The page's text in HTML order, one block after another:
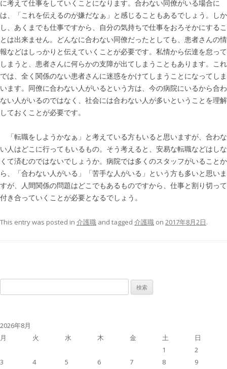
に考えて仕事をしていくことになります。合わない同僚がいる場合に
は、「これを伝えるのが嫌だなぁ」と感じることもあるでしょう。しか
し、あくまでも仕事ですから、自分の気持ちで仕事をおろそかにするこ
とは出来ません。どんなに合わない同僚だったとしても、患者さんの情
報などはしっかりと伝えていくことが必要です。私情から伝達を怠って
しまうと、患者さんに何らかの支障が出てしまうこともあります。これ
では、全く関係のない患者さんに迷惑をかけてしまうことになってしま
います。同僚に合わない人がいるという方は、今の病院にいるから合わ
ない人がいるのではなく、社会には合わない人が多いということを理解
しておくことが必要です。
「転職をしようかなぁ」と考えている方もいると思いますが、合わな
い人はどこに行ってもいるもの。そう考えると、安易な転職などはしな
くて済むのではないでしょうか。病院では多くのスタッフがいることか
ら、「合わない人がいる」「苦手な人がいる」という方も多いと思いま
すが、人間関係の問題はどこでもあるものですから、仕事と割り切って
付き合っていくことが必要となるでしょう。
This entry was posted in 介護職 and tagged 介護職 on 2017年8月2日.
索:
2026年8月
月
火 水 木 金 土
日
1
2
3
4 5 6 7 8
9